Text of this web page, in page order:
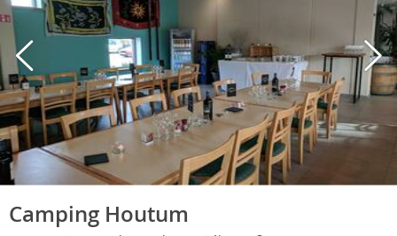
Camping Houtum